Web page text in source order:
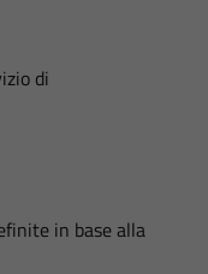
di
in base alla